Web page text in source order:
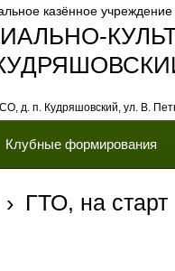
д. п. Кудряшовский, ул. В.
казённое учреждение
Клубные формирования
› ГТО, на старт